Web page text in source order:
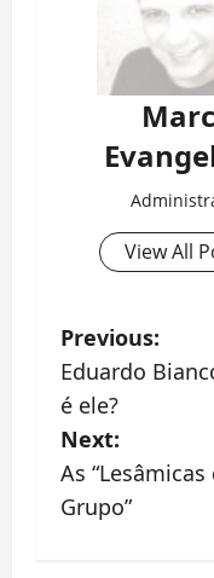
View All
P
o
s
t
Previous:
Eduardo
é ele?
Next:
As “Lesâmicas
Grupo”